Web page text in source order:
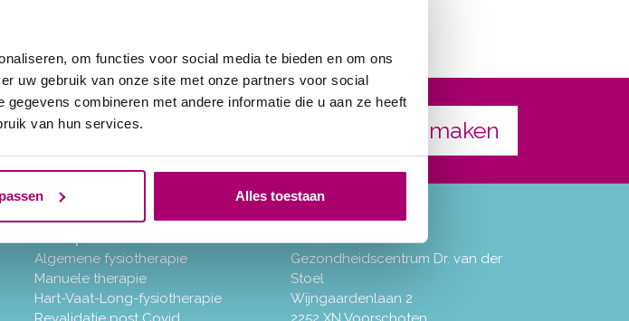
om functies voor social media te bieden en om ons
uw gebruik van onze site met onze partners voor social
combineren met andere informatie die u aan ze heeft
van hun services.
Alles toestaan
pijnvrij te Afspraak maken
Therapieën
Algemene fysiotherapie
Manuele therapie
Hart-Vaat-Long-fysiotherapie
Contact
Gezondheidscentrum Dr. van der
Stoel
Wijngaardenlaan 2